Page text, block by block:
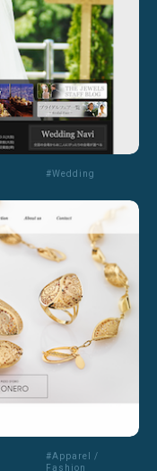
#Wedding
#Apparel /
Fashion